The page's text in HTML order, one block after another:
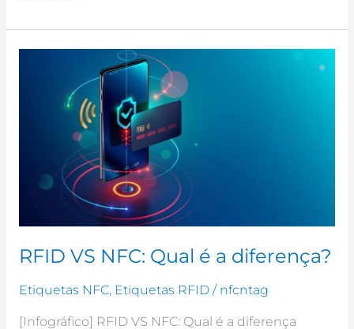
RFID VS NFC: Qual é a diferença?
Etiquetas NFC, Etiquetas RFID/ nfcntag
[Infográfico] RFID VS NFC: Qual é a diferença
diferença?